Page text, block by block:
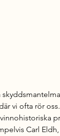
vi ofta rör
Carl